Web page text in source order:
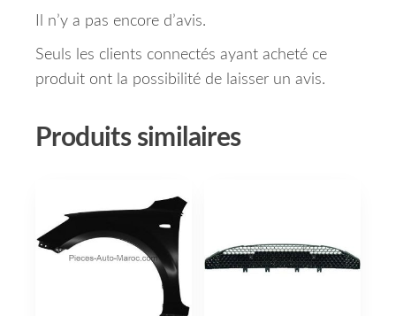
Il n’y a pas encore d’avis.
Seuls les clients connectés ayant acheté ce
produit ont la possibilité de laisser un avis.
Produits similaires